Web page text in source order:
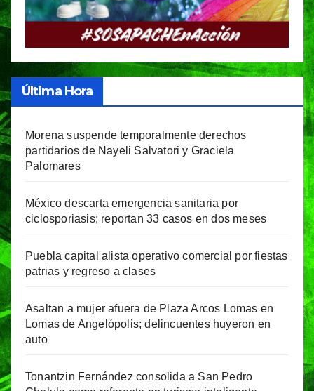
Última Hora
Morena suspende temporalmente derechos
partidarios de Nayeli Salvatori y Graciela
Palomares
México descarta emergencia sanitaria por
ciclosporiasis; reportan 33 casos en dos meses
Puebla capital alista operativo comercial por fiestas
patrias y regreso a clases
Asaltan a mujer afuera de Plaza Arcos Lomas en
Lomas de Angelópolis; delincuentes huyeron en
auto
Tonantzin Fernández consolida a San Pedro